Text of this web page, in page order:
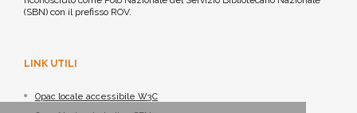
(SBN) con il prefisso ROV.
LINK UTILI
Opac locale accessibile W3C